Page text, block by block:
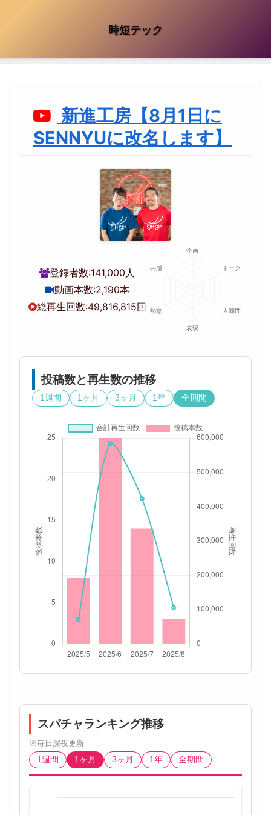
時短テック
新進工房【8月1日に
SENNYUに改名します】
登録者数:141,000人
動画本数:2,190本
総再生回数:49,816,815回
投稿数と再生数の推移
1週間 1ヶ月 3ヶ月 1年 全期間
スパチャランキング推移
※毎日深夜更新
1週間
1ヶ月 3ヶ月 1年 全期間